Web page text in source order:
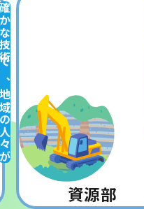
域の人々が
。
資源部